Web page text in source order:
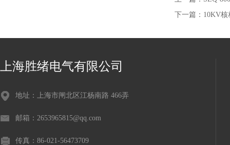
下一篇： 10KV核
上海胜绪电气有限公司
地址：上海市闸北区江杨南路 466弄
邮箱：2653965815@qq.com
传真：86-021-56473709